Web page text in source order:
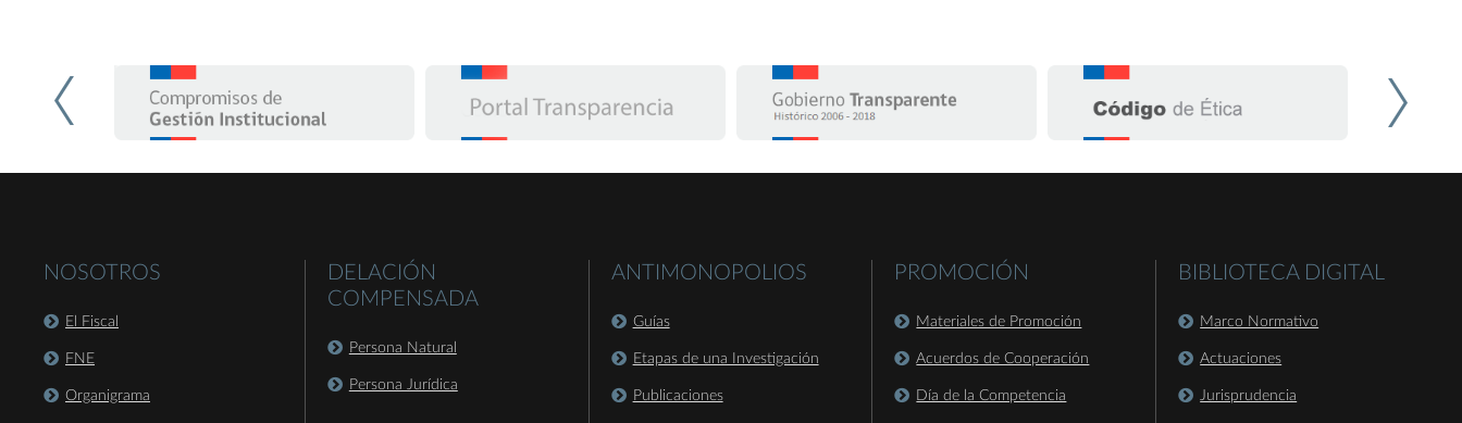
NOSOTROS
El Fiscal
FNE
Organigrama
DELACIÓN
COMPENSADA
Persona Natural
Persona Jurídica
ANTIMONOPOLIOS
Guías
Etapas de una Investigación
Publicaciones
PROMOCIÓN
Materiales de Promoción
Acuerdos de Cooperación
Día de la Competencia
BIBLIOTECA DIGITAL
Marco Normativo
Actuaciones
Jurisprudencia